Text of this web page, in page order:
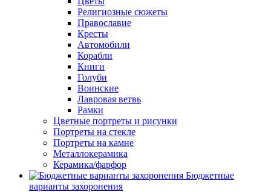
Религиозные сюжеты
Православие
Кресты
Автомобили
Корабли
Книги
Голуби
Воинские
Лавровая ветвь
Рамки
Цветные портреты и рисунки
Портреты на стекле
Портреты на камне
Металлокерамика
Керамика/фарфор
Бюджетные
варианты захоронения